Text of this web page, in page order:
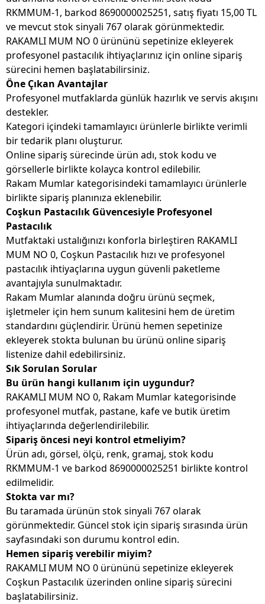
RKMMUM-1, barkod 8690000025251, satış fiyatı 15,00 TL
ve mevcut stok sinyali 767 olarak görünmektedir.
RAKAMLI MUM NO 0 ürününü sepetinize ekleyerek
profesyonel pastacılık ihtiyaçlarınız için online sipariş
sürecini hemen başlatabilirsiniz.
Öne Çıkan Avantajlar
Profesyonel mutfaklarda günlük hazırlık ve servis akışını
destekler.
Kategori içindeki tamamlayıcı ürünlerle birlikte verimli
bir tedarik planı oluşturur.
Online sipariş sürecinde ürün adı, stok kodu ve
görsellerle birlikte kolayca kontrol edilebilir.
Rakam Mumlar kategorisindeki tamamlayıcı ürünlerle
birlikte sipariş planınıza eklenebilir.
Coşkun Pastacılık Güvencesiyle Profesyonel
Pastacılık
Mutfaktaki ustalığınızı konforla birleştiren RAKAMLI
MUM NO 0, Coşkun Pastacılık hızı ve profesyonel
pastacılık ihtiyaçlarına uygun güvenli paketleme
avantajıyla sunulmaktadır.
Rakam Mumlar alanında doğru ürünü seçmek,
işletmeler için hem sunum kalitesini hem de üretim
standardını güçlendirir. Ürünü hemen sepetinize
ekleyerek stokta bulunan bu ürünü online sipariş
listenize dahil edebilirsiniz.
Sık Sorulan Sorular
Bu ürün hangi kullanım için uygundur?
RAKAMLI MUM NO 0, Rakam Mumlar kategorisinde
profesyonel mutfak, pastane, kafe ve butik üretim
ihtiyaçlarında değerlendirilebilir.
Sipariş öncesi neyi kontrol etmeliyim?
Ürün adı, görsel, ölçü, renk, gramaj, stok kodu
RKMMUM-1 ve barkod 8690000025251 birlikte kontrol
edilmelidir.
Stokta var mı?
Bu taramada ürünün stok sinyali 767 olarak
görünmektedir. Güncel stok için sipariş sırasında ürün
sayfasındaki son durumu kontrol edin.
Hemen sipariş verebilir miyim?
RAKAMLI MUM NO 0 ürününü sepetinize ekleyerek
Coşkun Pastacılık üzerinden online sipariş sürecini
başlatabilirsiniz.